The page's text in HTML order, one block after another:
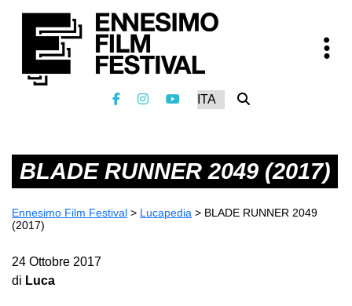
BLADE RUNNER 2049 (2017)
Ennesimo Film Festival > Lucapedia > BLADE RUNNER 2049
(2017)
24 Ottobre 2017
di Luca